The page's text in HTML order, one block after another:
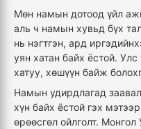
Мөн намын дотоод үйл
аль ч намын хувьд бүх
нь нэгтгэн, ард
уян хатан байх ёстой.
хатуу, хөшүүн байж
Намын удирдлагад
хүн байх ёстой гэх
өрөөсгөл ойлголт.